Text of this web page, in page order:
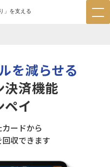
」を支える
を減らせる
決済機能
ペイ
ードから
収できます